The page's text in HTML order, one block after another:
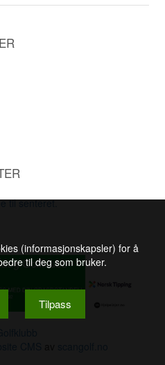
til senteret.
(informasjonskapsler) for å
til deg som bruker.
Tilpass